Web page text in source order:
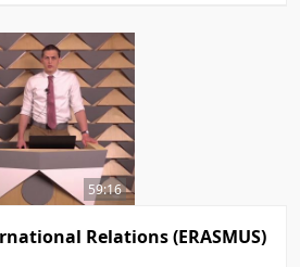
59:16
Relations (ERASMUS)